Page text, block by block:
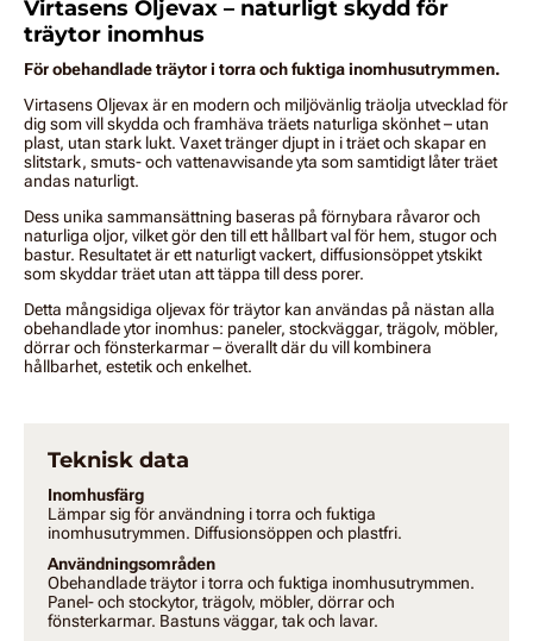
Virtasens Oljevax – naturligt skydd för
träytor inomhus
För obehandlade träytor i torra och fuktiga inomhusutrymmen.
Virtasens Oljevax är en modern och miljövänlig träolja utvecklad för
dig som vill skydda och framhäva träets naturliga skönhet – utan
plast, utan stark lukt. Vaxet tränger djupt in i träet och skapar en
slitstark, smuts- och vattenavvisande yta som samtidigt låter träet
andas naturligt.
Dess unika sammansättning baseras på förnybara råvaror och
naturliga oljor, vilket gör den till ett hållbart val för hem, stugor och
bastur. Resultatet är ett naturligt vackert, diffusionsöppet ytskikt
som skyddar träet utan att täppa till dess porer.
Detta mångsidiga oljevax för träytor kan användas på nästan alla
obehandlade ytor inomhus: paneler, stockväggar, trägolv, möbler,
dörrar och fönsterkarmar – överallt där du vill kombinera
hållbarhet, estetik och enkelhet.
Teknisk data
Inomhusfärg
Lämpar sig för användning i torra och fuktiga
inomhusutrymmen. Diffusionsöppen och plastfri.
Användningsområden
Obehandlade träytor i torra och fuktiga inomhusutrymmen.
Panel- och stockytor, trägolv, möbler, dörrar och
fönsterkarmar. Bastuns väggar, tak och lavar.